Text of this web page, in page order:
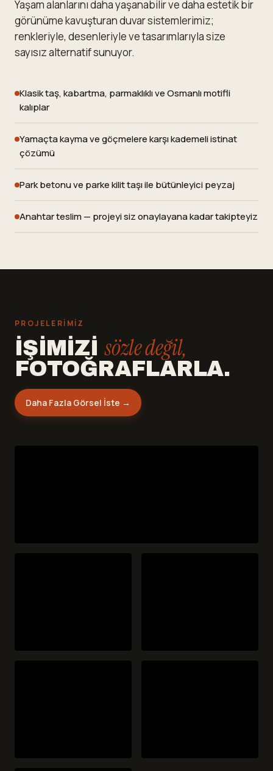
Yaşam alanlarını daha yaşanabilir ve daha estetik bir
görünüme kavuşturan duvar sistemlerimiz;
renkleriyle, desenleriyle ve tasarımlarıyla size
sayısız alternatif sunuyor.
Klasik taş, kabartma, parmaklıklı ve Osmanlı motifli
kalıplar
Yamaçta kayma ve göçmelere karşı kademeli istinat
çözümü
Park betonu ve parke kilit taşı ile bütünleyici peyzaj
Anahtar teslim — projeyi siz onaylayana kadar takipteyiz
PROJELERIMIZ
İŞIMIZIsözle değil,
FOTOĞRAFLARLA.
Daha Fazla Görsel İste →